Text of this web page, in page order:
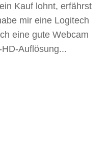
Kauf lohnt, erfährst
mir eine Logitech
eine gute Webcam
Auflösung...